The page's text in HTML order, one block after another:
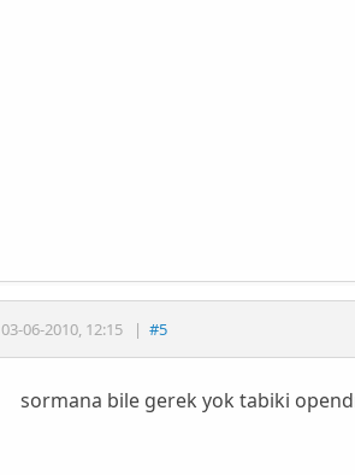
03-06-2010, 12:15 | #5
sormana bile gerek yok tabiki